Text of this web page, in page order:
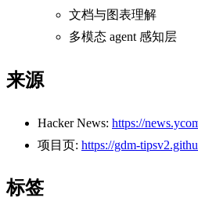
文档与图表理解
多模态 agent 感知层
来源
Hacker News: https://
项目页: https://gdm-
标签